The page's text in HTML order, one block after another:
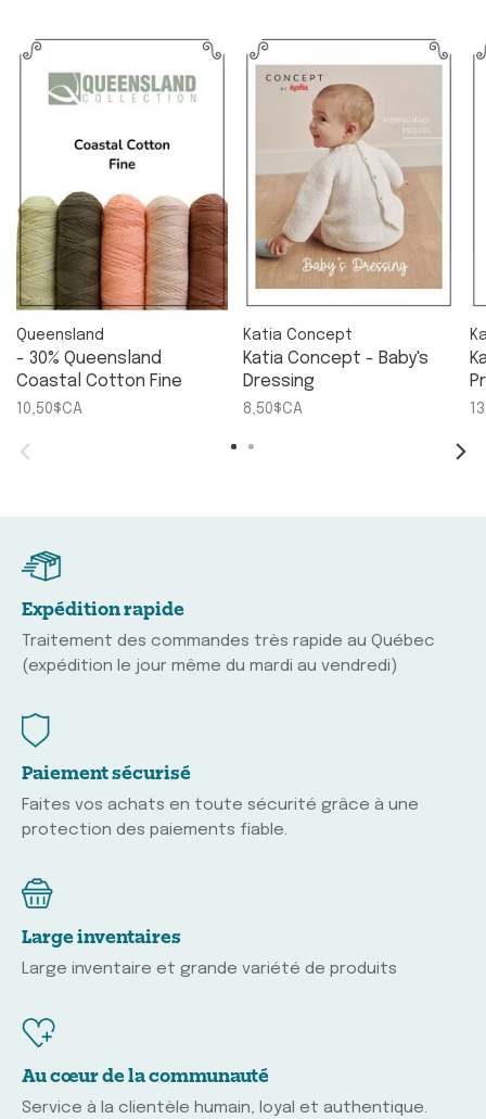
Queensland
- 30% Queensland
Coastal Cotton Fine
10,50$CA
Katia Concept
Katia Concept - Baby's
Dressing
8,50$CA
Expédition rapide
Traitement des commandes très rapide au Québec
(expédition le jour même du mardi au vendredi)
Paiement sécurisé
Faites vos achats en toute sécurité grâce à une
protection des paiements fiable.
Large inventaires
Large inventaire et grande variété de produits
Au cœur de la communauté
Service à la clientèle humain, loyal et authentique.